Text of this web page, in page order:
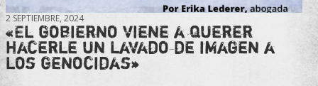
2 SEPTIEMBRE, 2024
«El gobierno viene a querer
hacerle un lavado de imagen a
los genocidas»